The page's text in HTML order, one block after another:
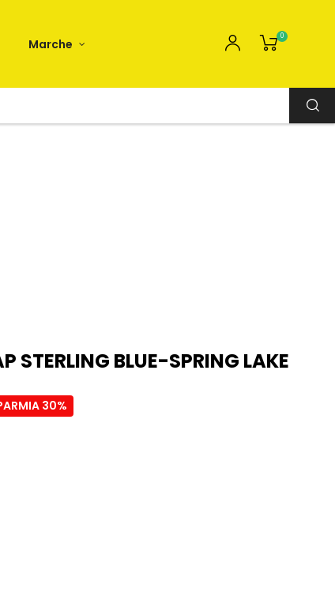
Marche
0
STERLING BLUE-SPRING LAKE
30%